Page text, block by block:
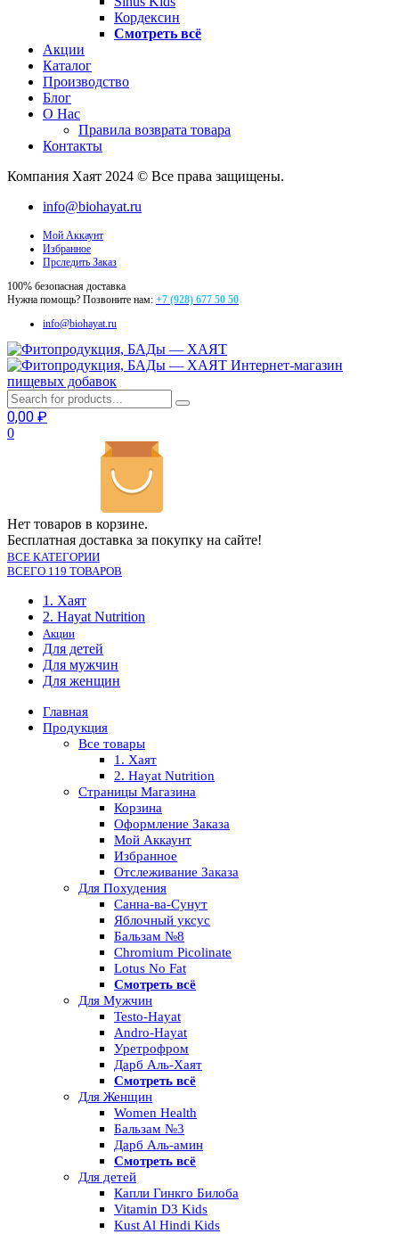
Кордексин
Смотреть всё
Акции
Каталог
Производство
Блог
О Нас
Правила возврата товара
Контакты
Компания Хаят 2024 © Все права защищены.
info@biohayat.ru
Мой Аккаунт
Избранное
Прследить Заказ
100% безопасная доставка
Нужна помощь? Позвоните нам: +7 (928) 677 50 50
info@biohayat.ru
Интернет-магазин
пищевых добавок
0,00 ₽
0
Нет товаров в корзине.
Бесплатная доставка за покупку на сайте!
ВСЕ КАТЕГОРИИ
ВСЕГО 119 ТОВАРОВ
1. Хаят
2. Hayat Nutrition
Акции
Для детей
Для мужчин
Для женщин
Главная
Продукция
Все товары
1. Хаят
2. Hayat Nutrition
Страницы Магазина
Корзина
Оформление Заказа
Мой Аккаунт
Избранное
Отслеживание Заказа
Для Похудения
Санна-ва-Сунут
Яблочный уксус
Бальзам №8
Chromium Picolinate
Lotus No Fat
Смотреть всё
Для Мужчин
Testo-Hayat
Andro-Hayat
Уретрофром
Дарб Аль-Хаят
Смотреть всё
Для Женщин
Women Health
Бальзам №3
Дарб Аль-амин
Смотреть всё
Для детей
Капли Гинкго Билоба
Vitamin D3 Kids
Kust Al Hindi Kids